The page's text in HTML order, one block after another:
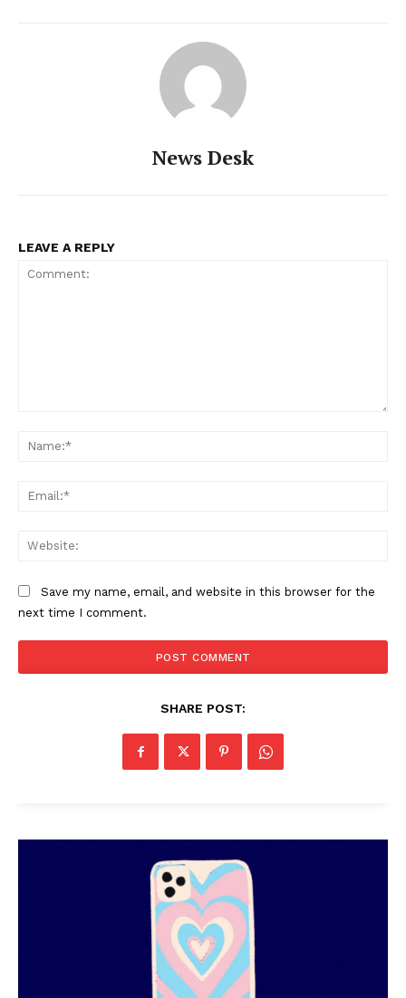
PALA VISION
News Desk
LEAVE A REPLY
Save my name, email, and website in this browser for the
next time I comment.
SHARE POST: